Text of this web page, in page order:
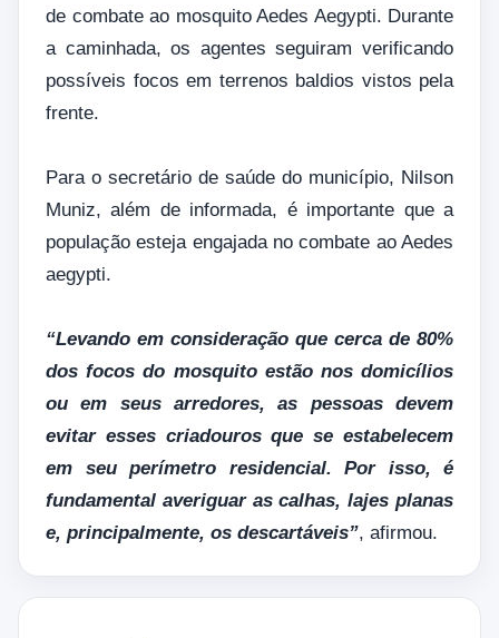
de combate ao mosquito Aedes Aegypti. Durante
a caminhada, os agentes seguiram verificando
possíveis focos em terrenos baldios vistos pela
frente.
Para o secretário de saúde do município, Nilson
Muniz, além de informada, é importante que a
população esteja engajada no combate ao Aedes
aegypti.
“Levando em consideração que cerca de 80%
dos focos do mosquito estão nos domicílios
ou em seus arredores, as pessoas devem
evitar esses criadouros que se estabelecem
em seu perímetro residencial. Por isso, é
fundamental averiguar as calhas, lajes planas
e, principalmente, os descartáveis”, afirmou.